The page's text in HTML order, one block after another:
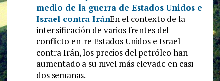
medio de la guerra de Estados Unidos e
Israel contra IránEn el contexto de la
intensificación de varios frentes del
conflicto entre Estados Unidos e Israel
contra Irán, los precios del petróleo han
aumentado a su nivel más elevado en casi
dos semanas.